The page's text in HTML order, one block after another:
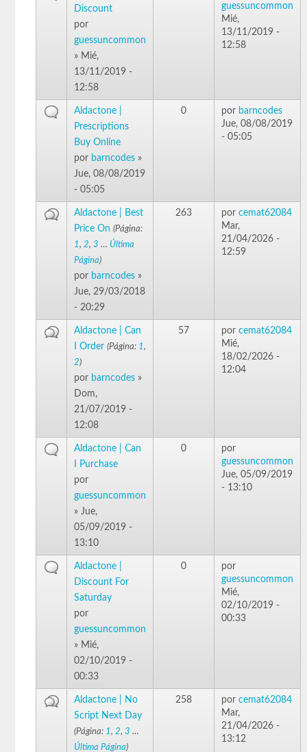
Discount
por
guessuncommon
» Mié,
13/11/2019 -
12:58
guessuncommon
Mié,
13/11/2019 -
12:58
Aldactone |
Prescriptions
Buy Online
por barncodes »
Jue, 08/08/2019
- 05:05
0 por barncodes
Jue, 08/08/2019
- 05:05
Aldactone | Best
Price On (Página:
1, 2,3 … Última
Página)
por barncodes »
Jue, 29/03/2018
- 20:29
263 porcemat62084
Mar,
21/04/2026 -
12:59
Aldactone | Can
I Order (Página: 1,
2)
por barncodes »
Dom,
21/07/2019 -
12:08
57 porcemat62084
Mié,
18/02/2026 -
12:04
Aldactone | Can
I Purchase
por
guessuncommon
» Jue,
05/09/2019 -
13:10
0
por
guessuncommon
Jue, 05/09/2019
- 13:10
Aldactone |
Discount For
Saturday
por
guessuncommon
» Mié,
02/10/2019 -
00:33
0
por
guessuncommon
Mié,
02/10/2019 -
00:33
Aldactone | No
Script Next Day
(Página: 1, 2,3 …
Última Página)
258 porcemat62084
Mar,
21/04/2026 -
13:12